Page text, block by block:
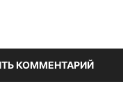
КОММЕНТАРИЙ